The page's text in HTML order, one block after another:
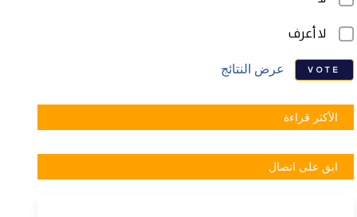
لا أعرف
VOTE عرض النتائج
الأكثر قراءة
ابق على اتصال